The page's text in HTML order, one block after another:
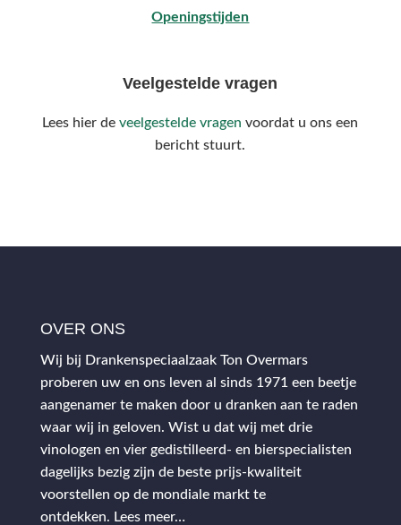
Openingstijden
Veelgestelde vragen
Lees hier deveelgestelde vragen voordat u ons een
bericht stuurt.
OVER ONS
Wij bij Drankenspeciaalzaak Ton Overmars
proberen uw en ons leven al sinds 1971 een beetje
aangenamer te maken door u dranken aan te raden
waar wij in geloven. Wist u dat wij met drie
vinologen en vier gedistilleerd- en bierspecialisten
dagelijks bezig zijn de beste prijs-kwaliteit
voorstellen op de mondiale markt te
ontdekken. Lees meer…